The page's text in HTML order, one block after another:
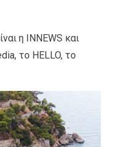
η INNEWS και
το HELLO, το